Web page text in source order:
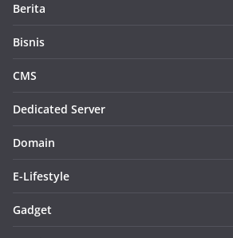
Berita
Bisnis
CMS
Dedicated Server
Domain
E-Lifestyle
Gadget